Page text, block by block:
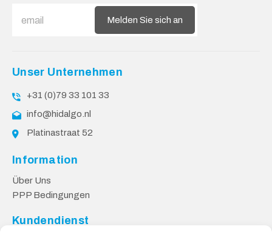
Melden Sie sich an
Unser Unternehmen
+31 (0)79 33 101 33
info@hidalgo.nl
Platinastraat 52
Information
Über Uns
PPP Bedingungen
Kundendienst